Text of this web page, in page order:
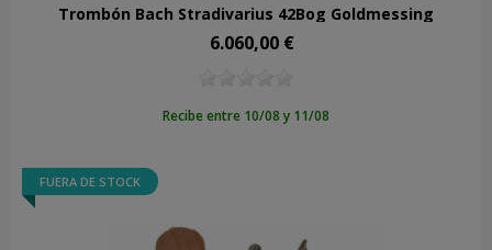
Trombón Bach Stradivarius 42Bog Goldmessing
Precio
6.060,00 €
Recibe entre 10/08 y 11/08
FUERA DE STOCK